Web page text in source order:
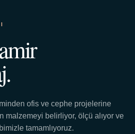
ofis ve cephe projelerine
malzemeyi belirliyor, ölçü alıyor ve
tamamlıyoruz.